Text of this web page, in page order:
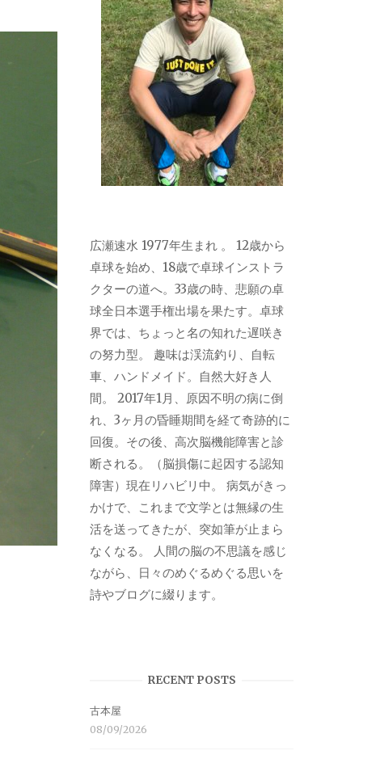
広瀬速水 1977年生まれ 。 12歳から
卓球を始め、18歳で卓球インストラ
クターの道へ。33歳の時、悲願の卓
球全日本選手権出場を果たす。卓球
界では、ちょっと名の知れた遅咲き
の努力型。 趣味は渓流釣り、自転
車、ハンドメイド。自然大好き人
間。 2017年1月、原因不明の病に倒
れ、3ヶ月の昏睡期間を経て奇跡的に
回復。その後、高次脳機能障害と診
断される。（脳損傷に起因する認知
障害）現在リハビリ中。 病気がきっ
かけで、これまで文学とは無縁の生
活を送ってきたが、突如筆が止まら
なくなる。 人間の脳の不思議を感じ
ながら、日々のめぐるめぐる思いを
詩やブログに綴ります。
RECENT POSTS
古本屋
08/09/2026